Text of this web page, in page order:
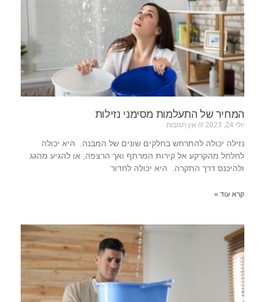
המחיר של התעלמות מסימני נזילות
יולי 24, 2023 אין תגובות
נזילה יכולה להתרחש בחלקים שונים של המבנה. היא יכולה
לחלחל מהקרקע אל קירות המרתף ואך הרצפה, או להגיע מהגג
ולהיכנס דרך התקרה. היא יכולה לחדור
קרא עוד »